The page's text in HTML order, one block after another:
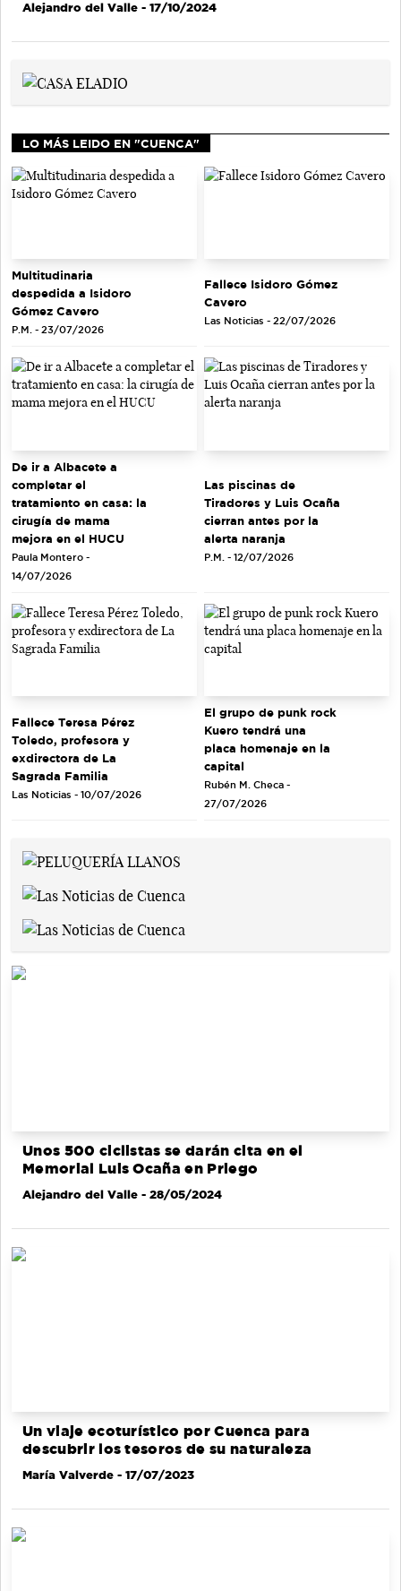
Alejandro del Valle - 17/10/2024
LO MÁS LEIDO EN "CUENCA"
Multitudinaria
despedida a Isidoro
Gómez Cavero
P.M. - 23/07/2026
Fallece Isidoro Gómez
Cavero
Las Noticias - 22/07/2026
De ir a Albacete a
completar el
tratamiento en casa: la
cirugía de mama
mejora en el HUCU
Paula Montero -
14/07/2026
Las piscinas de
Tiradores y Luis Ocaña
cierran antes por la
alerta naranja
P.M. - 12/07/2026
Fallece Teresa Pérez
Toledo, profesora y
exdirectora de La
Sagrada Familia
Las Noticias - 10/07/2026
El grupo de punk rock
Kuero tendrá una
placa homenaje en la
capital
Rubén M. Checa -
27/07/2026
Unos 500 ciclistas se darán cita en el
Memorial Luis Ocaña en Priego
Alejandro del Valle - 28/05/2024
Un viaje ecoturístico por Cuenca para
descubrir los tesoros de su naturaleza
María Valverde - 17/07/2023